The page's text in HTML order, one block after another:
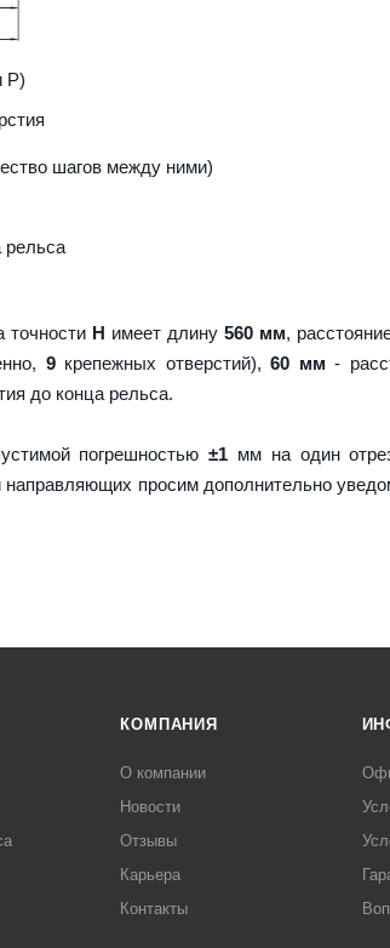
Р)
шагов между ними)
рельса
точности H имеет длину 560 мм,
9крепежных отверстий), 60 мм -
до конца рельса.
погрешностью±1 мм на один
просим дополнительно
КОМПАНИЯ
О компании
Новости
Отзывы
Карьера
Контакты